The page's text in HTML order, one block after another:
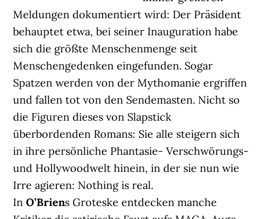
Meldungen dokumentiert wird: Der Präsident
behauptet etwa, bei seiner Inauguration habe
sich die größte Menschenmenge seit
Menschengedenken eingefunden. Sogar
Spatzen werden von der Mythomanie ergriffen
und fallen tot von den Sendemasten. Nicht so
die Figuren dieses von Slapstick
überbordenden Romans: Sie alle steigern sich
in ihre persönliche Phantasie- Verschwörungs-
und Hollywoodwelt hinein, in der sie nun wie
Irre agieren: Nothing is real.
InO’Briens Groteske entdecken manche